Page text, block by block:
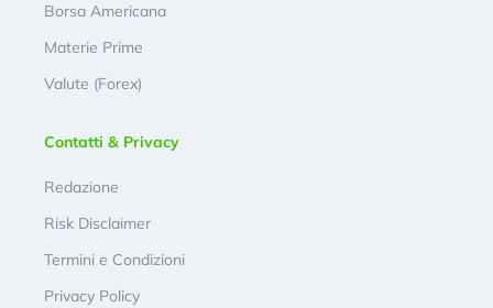
Borsa Americana
Materie Prime
Valute (Forex)
Contatti & Privacy
Redazione
Risk Disclaimer
Termini e Condizioni
Privacy Policy